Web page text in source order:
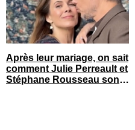
Après leur mariage, on sait
comment Julie Perreault et
Stéphane Rousseau sont